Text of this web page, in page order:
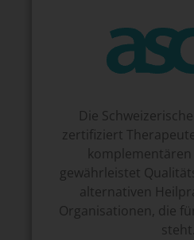
Die
zertifiziert
gewährleistet
alternativen
Organisationen, die
steht.